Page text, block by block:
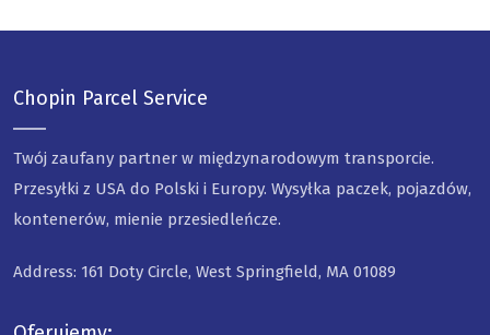
Chopin Parcel Service
Twój zaufany partner w międzynarodowym transporcie.
Przesyłki z USA do Polski i Europy. Wysyłka paczek, pojazdów,
kontenerów, mienie przesiedleńcze.
Address: 161 Doty Circle, West Springfield, MA 01089